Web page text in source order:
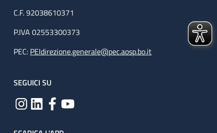
C.F. 92038610371
P.IVA 02553300373
PEC: PEIdirezione.generale@pec.aosp.bo.it
SEGUICI SU